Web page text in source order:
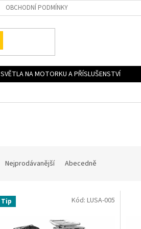
OBCHODNÍ PODMÍNKY
SVĚTLA NA MOTORKU A PŘÍSLUŠENSTVÍ
Nejprodávanější Abecedně
Tip Kód:LUSA-005